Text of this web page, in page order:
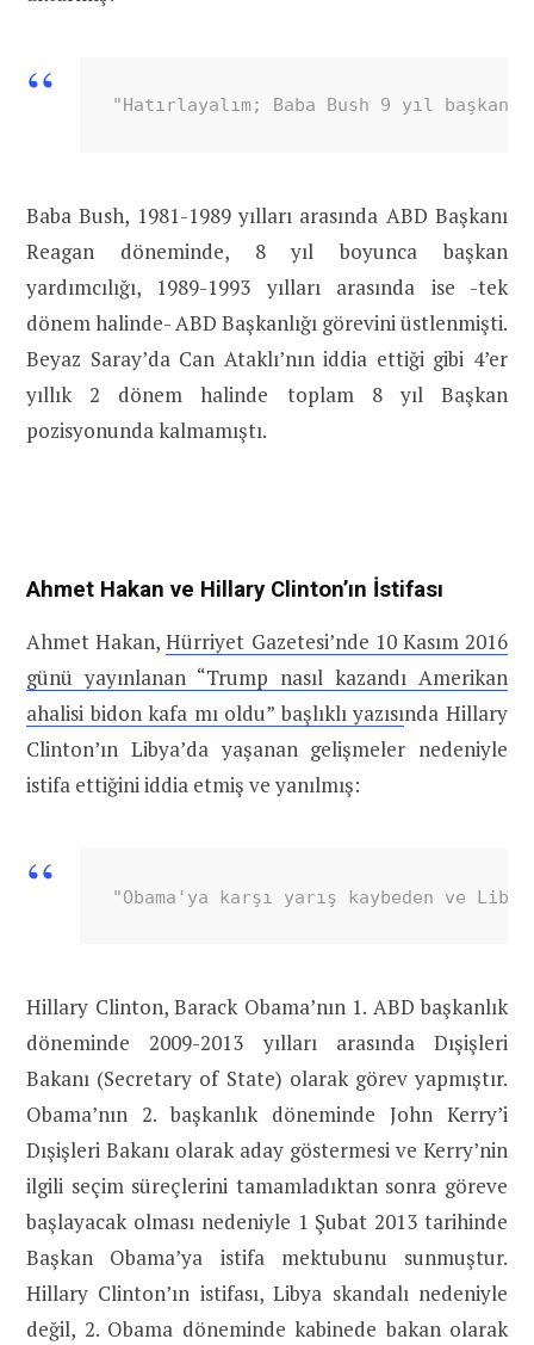
"Hatırlayalım; Baba Bush 9 yıl
Baba Bush, 1981-1989 yılları arasında ABD Başkanı
Reagan döneminde, 8 yıl boyunca başkan
yardımcılığı, 1989-1993 yılları arasında ise -tek
dönem halinde- ABD Başkanlığı görevini üstlenmişti.
Beyaz Saray’da Can Ataklı’nın iddia ettiği gibi 4’er
yıllık 2 dönem halinde toplam 8 yıl Başkan
pozisyonunda kalmamıştı.
Ahmet Hakan ve Hillary Clinton’ın İstifası
Ahmet Hakan,Hürriyet Gazetesi’nde 10 Kasım 2016
günü yayınlanan “Trump nasıl kazandı Amerikan
ahalisi bidon kafa mı oldu” başlıklı yazısında Hillary
Clinton’ın Libya’da yaşanan gelişmeler nedeniyle
istifa ettiğini iddia etmiş ve yanılmış:
"Obama'ya karşı yarış kaybeden ve
Hillary Clinton, Barack Obama’nın 1. ABD başkanlık
döneminde 2009-2013 yılları arasında Dışişleri
Bakanı (Secretary of State) olarak görev yapmıştır.
Obama’nın 2. başkanlık döneminde John Kerry’i
Dışişleri Bakanı olarak aday göstermesi ve Kerry’nin
ilgili seçim süreçlerini tamamladıktan sonra göreve
başlayacak olması nedeniyle 1 Şubat 2013 tarihinde
Başkan Obama’ya istifa mektubunu sunmuştur.
Hillary Clinton’ın istifası, Libya skandalı nedeniyle
değil, 2. Obama döneminde kabinede bakan olarak